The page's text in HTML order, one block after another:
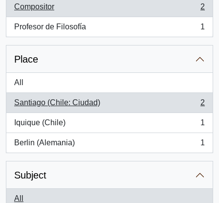
Compositor
, 2 results
2
Profesor de Filosofía
, 1 results
1
Place
All
Santiago (Chile: Ciudad)
, 2 results
2
Iquique (Chile)
, 1 results
1
Berlin (Alemania)
, 1 results
1
Subject
All